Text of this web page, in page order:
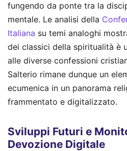
fungendo da ponte tra la
mentale. Le analisi della
Italiana su temi analoghi
dei classici della spiritualità è
alle diverse confessioni
Salterio rimane dunque un
ecumenica in un panorama
frammentato e digitalizzato.
Sviluppi Futuri e
Devozione Digitale